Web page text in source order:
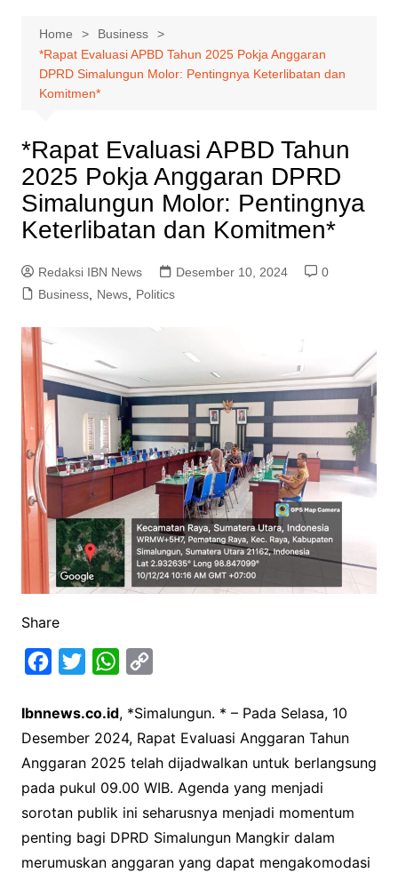
Home
Business
*Rapat Evaluasi APBD Tahun 2025 Pokja Anggaran
DPRD Simalungun Molor: Pentingnya Keterlibatan dan
Komitmen*
*Rapat Evaluasi APBD Tahun
2025 Pokja Anggaran DPRD
Simalungun Molor: Pentingnya
Keterlibatan dan Komitmen*
Redaksi IBN News Desember 10, 2024
0
Business, News, Politics
Share
c
e
b
o
o
k
i
t
t
e
r
W
a
t
s
A
p
p
p
y
L
i
n
k
Ibnnews.co.id, *Simalungun. * – Pada Selasa, 10
Desember 2024, Rapat Evaluasi Anggaran Tahun
Anggaran 2025 telah dijadwalkan untuk berlangsung
pada pukul 09.00 WIB. Agenda yang menjadi
sorotan publik ini seharusnya menjadi momentum
penting bagi DPRD Simalungun Mangkir dalam
merumuskan anggaran yang dapat mengakomodasi